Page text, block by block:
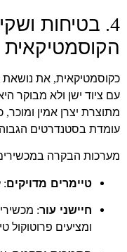
4. בטיחות
הקוסמטיקאית
כקוסמטיקאית, את נושאת
עם ציוד ישן ולא מבוקר
מתוצרת יצרן אמין ומוכר,
עומדת בסטנדרטים
מערכות הבקרה
טיימרים מדויקים:
חיישני עור:
ומציעים פרוטוקול